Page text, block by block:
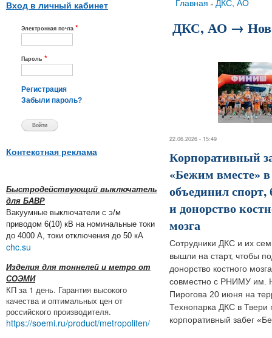
Вход в личный кабинет
Электронная почта *
Пароль *
Регистрация
Забыли пароль?
Контекстная реклама
Быстродействующий выключатель
для БАВР
Вакуумные выключатели с э/м
приводом 6(10) кВ на номинальные токи
до 4000 А, токи отключения до 50 кА
chc.su
Изделия для тоннелей и метро от
СОЭМИ
КП за 1 день. Гарантия высокого
качества и оптимальных цен от
российского производителя.
https://soemi.ru/product/metropoliten/
Вы здесь
Главная » ДКС, АО
ДКС, АО →
22.06.2026 - 15:49
Корпоративный
«Бежим вместе»
объединил спорт,
и донорство
мозга
Сотрудники ДКС и их
вышли на старт, чтобы
донорство костного мозга
совместно с РНИМУ им.
Пирогова 20 июня на
Технопарка ДКС в Твери
корпоративный забег